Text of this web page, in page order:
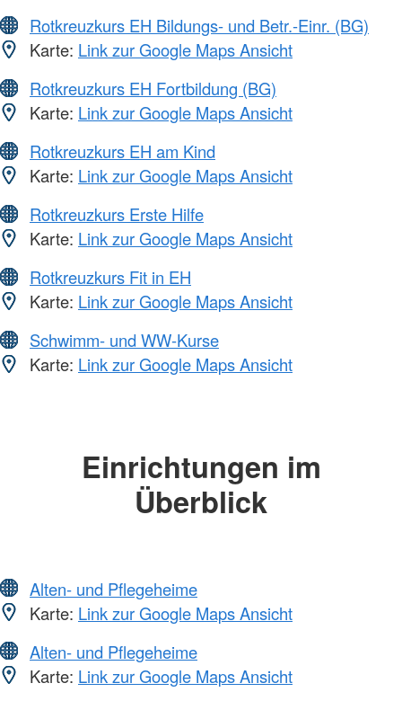
Rotkreuzkurs EH Bildungs- und Betr.-Einr. (BG)
Karte: Link zur Google Maps Ansicht
Rotkreuzkurs EH Fortbildung (BG)
Karte: Link zur Google Maps Ansicht
Rotkreuzkurs EH am Kind
Karte: Link zur Google Maps Ansicht
Rotkreuzkurs Erste Hilfe
Karte: Link zur Google Maps Ansicht
Rotkreuzkurs Fit in EH
Karte: Link zur Google Maps Ansicht
Schwimm- und WW-Kurse
Karte: Link zur Google Maps Ansicht
Einrichtungen im
Überblick
Alten- und Pflegeheime
Karte: Link zur Google Maps Ansicht
Alten- und Pflegeheime
Karte: Link zur Google Maps Ansicht